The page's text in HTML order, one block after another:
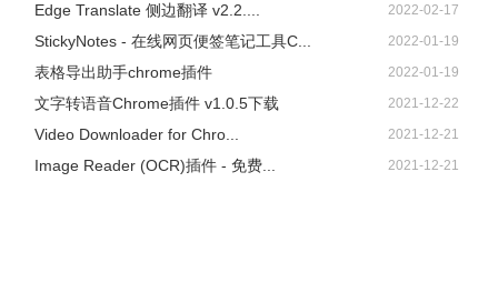
Edge Translate 侧边翻译 v2.2.... 2022-02-17
StickyNotes - 在线网页便签笔记工具C... 2022-01-19
表格导出助手chrome插件 2022-01-19
文字转语音Chrome插件 v1.0.5下载 2021-12-22
Video Downloader for Chro... 2021-12-21
Image Reader (OCR)插件 - 免费... 2021-12-21